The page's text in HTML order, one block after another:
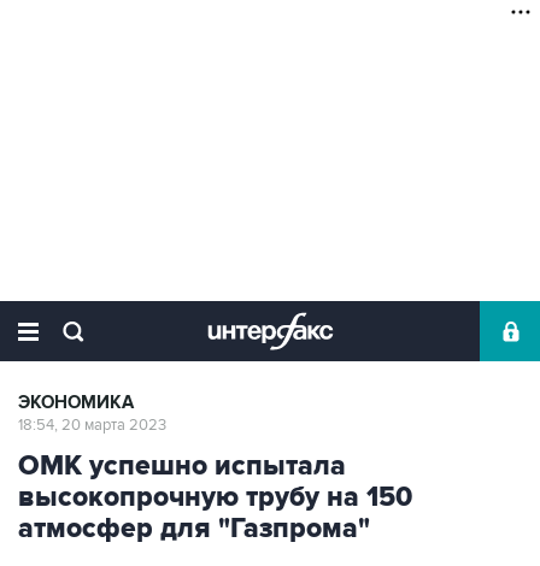
ЭКОНОМИКА
18:54, 20 марта 2023
ОМК успешно испытала
высокопрочную трубу на 150
атмосфер для "Газпрома"